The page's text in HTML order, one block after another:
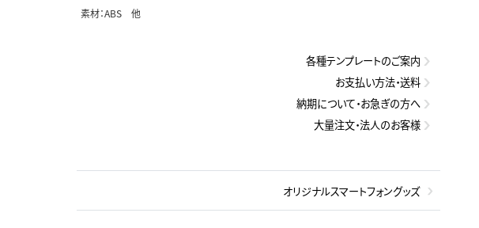
素材：ABS 他
各種テンプレートのご案内
お支払い方法・送料
納期について・お急ぎの方へ
大量注文・法人のお客様
オリジナルスマートフォングッズ